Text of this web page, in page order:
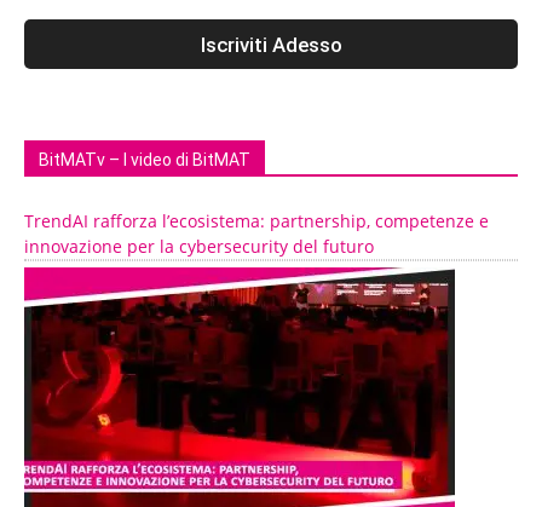
BitMATv – I video di BitMAT
TrendAI rafforza l’ecosistema: partnership, competenze e
innovazione per la cybersecurity del futuro